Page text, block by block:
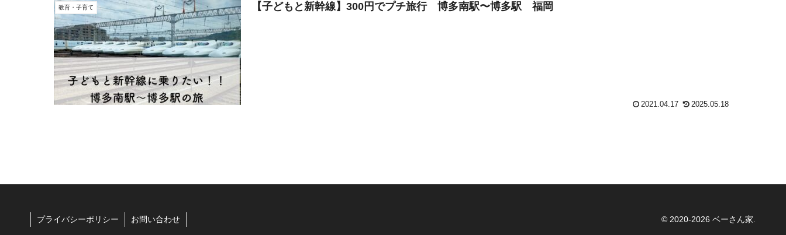
教育・子育て 【子どもと新幹線】300円でプチ旅行 博多南駅〜博多駅 福岡
2021.04.17 2025.05.18
プライバシーポリシー お問い合わせ © 2020-2026 ベーさん家.